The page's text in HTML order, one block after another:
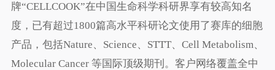
牌“CELLCOOK”在中国生命科学科研界享有较高知名
度，已有超过1800篇高水平科研论文使用了赛库的细胞
产品，包括Nature、Science、STTT、Cell Metabolism、
Molecular Cancer 等国际顶级期刊。客户网络覆盖全中